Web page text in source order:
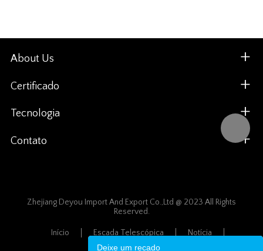
About Us
Certificado
Tecnologia
Contato
Zhejiang Deyou Import And Export Co.,Ltd @ 2023 All Rights
Reserved.
Início Escada Telescópica
Notícia
Mapa Do Site
Deixe um recado